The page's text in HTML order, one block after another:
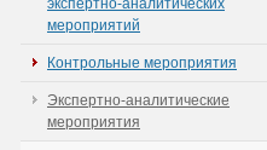
экспертно-аналитических
мероприятий
Контрольные мероприятия
Экспертно-аналитические
мероприятия